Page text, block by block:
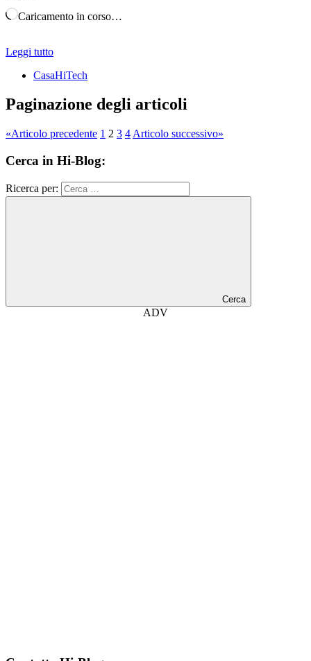
Caricamento in corso…
Leggi tutto
CasaHiTech
Paginazione degli articoli
«Articolo precedente 1 2 3 4 Articolo successivo»
Cerca in Hi-Blog:
Ricerca per:
Cerca
ADV